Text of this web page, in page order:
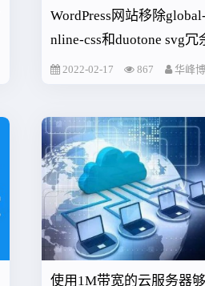
WordPress网站移除
nline-css和duotone svg冗
2022-02-17 867 华峰
使用1M带宽的云服务器